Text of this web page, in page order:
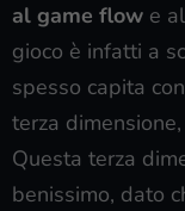
al game flow e
gioco è infatti a
spesso capita
terza
Questa terza
benissimo, dato